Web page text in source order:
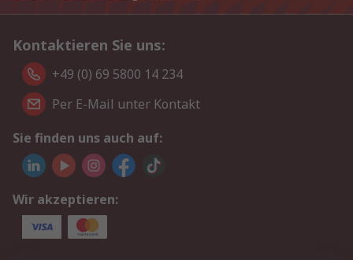
Kontaktieren Sie uns:
+49 (0) 69 5800 14 234
Per E-Mail unter Kontakt
Sie finden uns auch auf:
Wir akzeptieren: